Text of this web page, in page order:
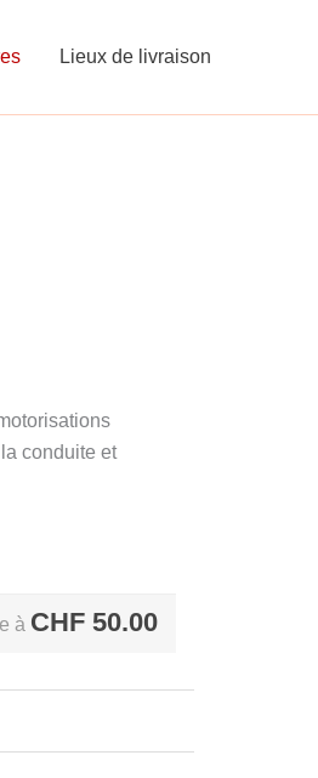
Lieux de livraison
conduite et
à CHF 50.00